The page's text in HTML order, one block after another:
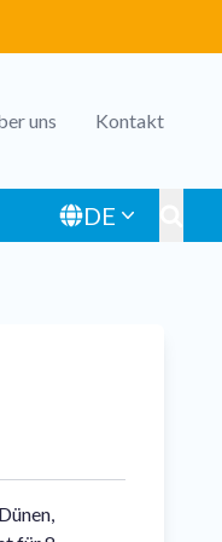
uns Kontakt
DE